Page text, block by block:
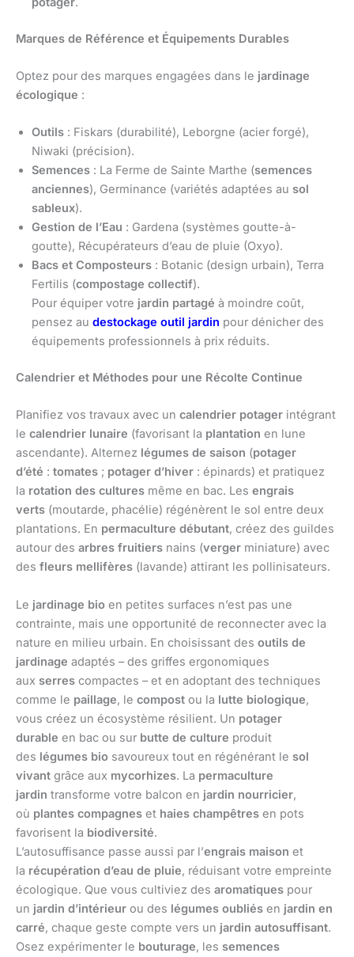
Marques de Référence et Équipements Durables
Optez pour des marques engagées dans le jardinage
écologique :
Outils : Fiskars (durabilité), Leborgne (acier forgé),
Niwaki (précision).
Semences : La Ferme de Sainte Marthe (semences
anciennes), Germinance (variétés adaptées au sol
sableux).
Gestion de l’Eau : Gardena (systèmes goutte-à-
goutte), Récupérateurs d’eau de pluie (Oxyo).
Bacs et Composteurs : Botanic (design urbain), Terra
Fertilis (compostage collectif).
Pour équiper votre jardin partagé à moindre coût,
pensez au destockage outil jardin pour dénicher des
équipements professionnels à prix réduits.
Calendrier et Méthodes pour une Récolte Continue
Planifiez vos travaux avec un calendrier potager intégrant
le calendrier lunaire (favorisant la plantation en lune
ascendante). Alternez légumes de saison (potager
d’été : tomates ; potager d’hiver : épinards) et pratiquez
la rotation des cultures même en bac. Les engrais
verts (moutarde, phacélie) régénèrent le sol entre deux
plantations. En permaculture débutant, créez des guildes
autour des arbres fruitiers nains (verger miniature) avec
des fleurs mellifères (lavande) attirant les pollinisateurs.
Le jardinage bio en petites surfaces n’est pas une
contrainte, mais une opportunité de reconnecter avec la
nature en milieu urbain. En choisissant des outils de
jardinage adaptés – des griffes ergonomiques
aux serres compactes – et en adoptant des techniques
comme le paillage, le compost ou la lutte biologique,
vous créez un écosystème résilient. Un potager
durable en bac ou sur butte de culture produit
des légumes bio savoureux tout en régénérant le sol
vivant grâce aux mycorhizes. La permaculture
jardin transforme votre balcon en jardin nourricier,
où plantes compagnes et haies champêtres en pots
favorisent la biodiversité.
L’autosuffisance passe aussi par l’engrais maison et
la récupération d’eau de pluie, réduisant votre empreinte
écologique. Que vous cultiviez des aromatiques pour
un jardin d’intérieur ou des légumes oubliés en jardin en
carré, chaque geste compte vers un jardin autosuffisant.
Osez expérimenter le bouturage, les semences